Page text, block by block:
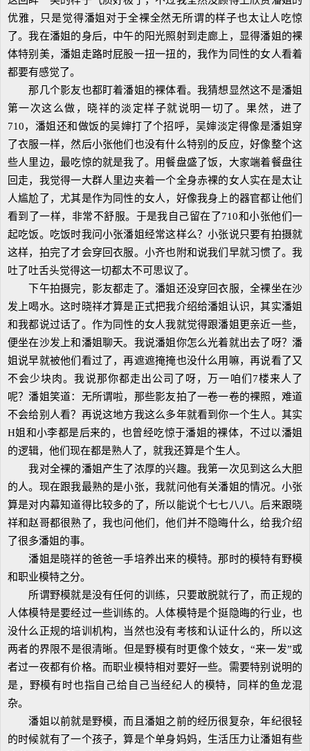
优雅，只是觉得潘姐对于全裸全然无所谓的样子也太让人吃惊
了。我在潘姐的身后，中午的阳光照射到走廊上，显得潘姐的裸
体特别美，潘姐走路时屁股一扭一扭的，我作为同性的女人看着
都要有感觉了。
那几个影友也都盯着潘姐的裸体看。我猜想显然这不是潘姐
第一次这么做，晓祥的淡定样子就说明一切了。果然，进了
710，潘姐还和做饭的吴婶打了个招呼，吴婶淡定得像是潘姐穿
了衣服一样，然后小张他们也没有什么特别的反应，好像整个这
些人里边，最吃惊的就是我了。用餐盘盛了饭，大家端着餐盘往
回走，我觉得一大群人里边夹着一个全身赤裸的女人实在是太让
人尴尬了，尤其是作为同性的女人，好像我身上的器官都让他们
看到了一样，非常不舒服。于是我自己留在了710和小张他们一
起吃饭。吃饭时我问小张潘姐经常这样么？小张说只要有拍摄就
这样，拍完了才会穿回衣服。小齐也附和说我们早就习惯了。我
吐了吐舌头觉得这一切都太不可思议了。
下午拍摄完，影友都走了。潘姐还没穿回衣服，全裸坐在沙
发上喝水。这时晓祥才算是正式把我介绍给潘姐认识，其实潘姐
和我都说过话了。作为同性的女人我就觉得跟潘姐更亲近一些，
便坐在沙发上和潘姐聊天。我说潘姐你怎么光着就出去了呀？潘
姐说早就被他们看过了，再遮遮掩掩也没什么用嘛，再说看了又
不会少块肉。我说那你都走出公司了呀，万一咱们7楼来人了
呢？潘姐笑道：无所谓啦，那些影友拍了一卷一卷的裸照，难道
不会给别人看？再说这地方我这么多年就看到你一个生人。其实
H姐和小李都是后来的，也曾经吃惊于潘姐的裸体，不过以潘姐
的逻辑，他们现在都是熟人了，就我还算是个生人。
我对全裸的潘姐产生了浓厚的兴趣。我第一次见到这么大胆
的人。现在跟我最熟的是小张，我就问他有关潘姐的情况。小张
算是对内幕知道得比较多的了，所以能说个七七八八。后来跟晓
祥和赵哥都很熟了，我也问他们，他们并不隐晦什么，给我介绍
了很多潘姐的事。
潘姐是晓祥的爸爸一手培养出来的模特。那时的模特有野模
和职业模特之分。
所谓野模就是没有任何的训练，只要敢脱就行了，而正规的
人体模特是要经过一些训练的。人体模特是个挺隐晦的行业，也
没什么正规的培训机构，当然也没有考核和认证什么的，所以这
两者的界限不是很清晰。但是野模有时更像个妓女，“来一发”或
者过一夜都有价格。而职业模特相对要好一些。需要特别说明的
是，野模有时也指自己给自己当经纪人的模特，同样的鱼龙混
杂。
潘姐以前就是野模，而且潘姐之前的经历很复杂，年纪很轻
的时候就有了一个孩子，算是个单身妈妈，生活压力让潘姐有些